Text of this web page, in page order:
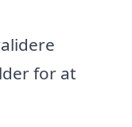
for at